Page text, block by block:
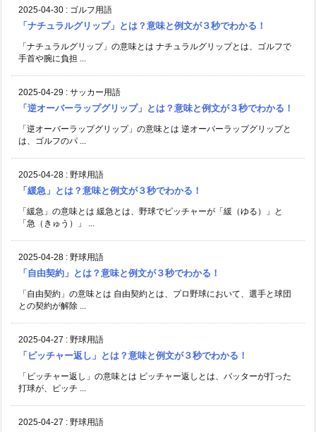
2025-04-30 : ゴルフ用語
「ナチュラルグリップ」とは？意味と例文が３秒でわかる！
「ナチュラルグリップ」の意味とは ナチュラルグリップとは、ゴルフで
手首や腕に負担 ...
2025-04-29 : サッカー用語
「逆オーバーラップグリップ」とは？意味と例文が３秒でわかる！
「逆オーバーラップグリップ」の意味とは 逆オーバーラップグリップと
は、ゴルフのパ ...
2025-04-28 : 野球用語
「緩急」とは？意味と例文が３秒でわかる！
「緩急」の意味とは 緩急とは、野球でピッチャーが「緩（ゆる）」と
「急（きゅう）」 ...
2025-04-28 : 野球用語
「自由契約」とは？意味と例文が３秒でわかる！
「自由契約」の意味とは 自由契約とは、プロ野球において、選手と球団
との契約が解除 ...
2025-04-27 : 野球用語
「ピッチャー返し」とは？意味と例文が３秒でわかる！
「ピッチャー返し」の意味とは ピッチャー返しとは、バッターが打った
打球が、ピッチ ...
2025-04-27 : 野球用語